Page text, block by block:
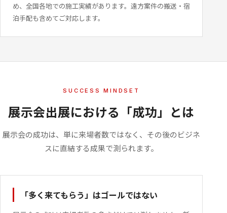
め、全国各地での施工実績があります。遠方案件の搬送・宿
泊手配も含めてご対応します。
SUCCESS MINDSET
展示会出展における「成功」とは
展示会の成功は、単に来場者数ではなく、その後のビジネ
スに直結する成果で測られます。
「多く来てもらう」はゴールではない